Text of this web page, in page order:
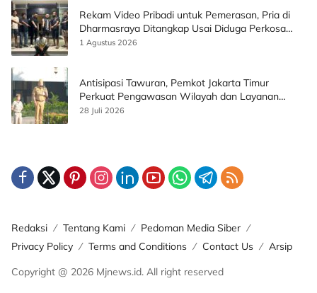
Rekam Video Pribadi untuk Pemerasan, Pria di
Dharmasraya Ditangkap Usai Diduga Perkosa
Korban
1 Agustus 2026
Antisipasi Tawuran, Pemkot Jakarta Timur
Perkuat Pengawasan Wilayah dan Layanan
Publik
28 Juli 2026
Redaksi Tentang Kami
Pedoman Media Siber
Privacy Policy
Terms and Conditions Contact Us
Arsip
Copyright @ 2026 Mjnews.id. All right reserved